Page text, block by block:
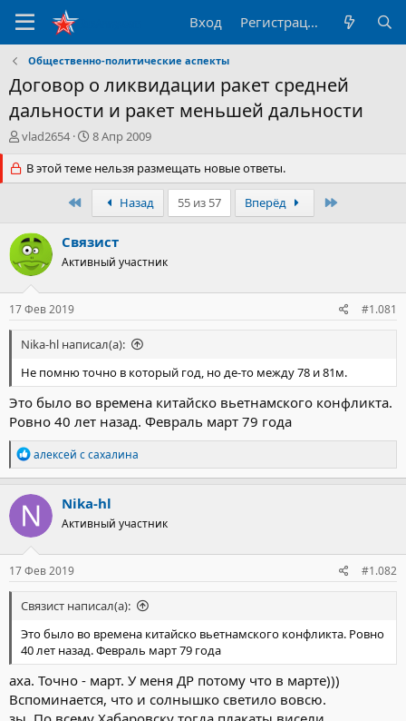
Вход Регистрация
Общественно-политические аспекты
Договор о ликвидации ракет средней
дальности и ракет меньшей дальности
А
т
о
е
м
ы
vlad2654
Д
т
а
а
а
л
8 Апр 2009
В этой теме нельзя размещать новые ответы.
ПервыйНазад 55 из 57 Вперёд
Связист
Активный участник
17 Фев 2019 #1.081
Nika-hl написал(а):
Не помню точно в который год, но де-то между 78 и 81м.
Это было во времена китайско вьетнамского конфликта.
Ровно 40 лет назад. Февраль март 79 года
Р
е
а
к
ц
и
и
:
алексей с сахалина
Nika-hl
Активный участник
17 Фев 2019 #1.082
Связист написал(а):
Это было во времена китайско вьетнамского конфликта. Ровно
40 лет назад. Февраль март 79 года
аха. Точно - март. У меня ДР потому что в марте)))
Вспоминается, что и солнышко светило вовсю.